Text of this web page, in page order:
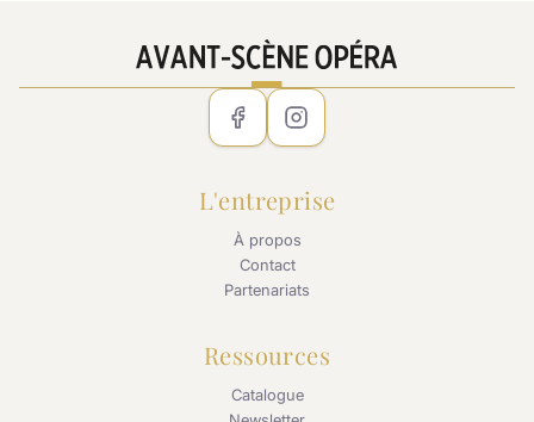
L'entreprise
À propos
Contact
Partenariats
Ressources
Catalogue